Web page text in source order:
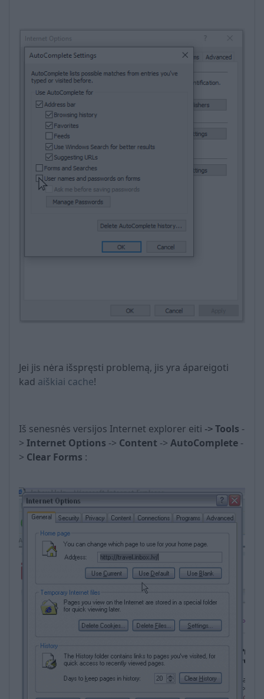
Jei jis nėra išspręsti problemą, jis yra ápareigoti
kad aiškiai cache!
Iš senesnės versijos Internet explorer eiti -> Tools -
> Internet Options -> Content -> AutoComplete -
> Clear Forms :